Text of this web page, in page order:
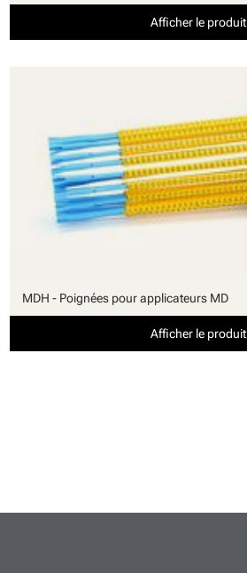
Afficher le produit
MDH - Poignées pour applicateurs MD
Afficher le produit